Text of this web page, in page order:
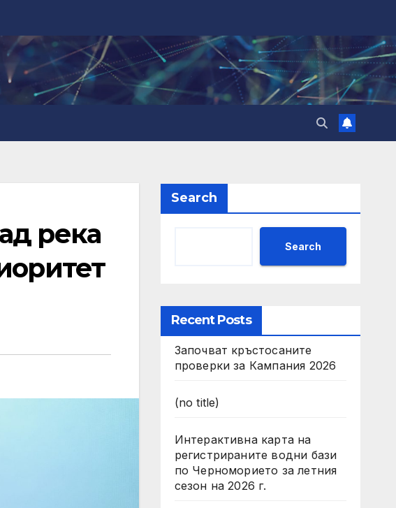
река
Search
Search
Recent Posts
Започват кръстосаните
проверки за Кампания 2026
(no title)
Интерактивна карта на
регистрираните водни бази
по Черноморието за летния
сезон на 2026 г.